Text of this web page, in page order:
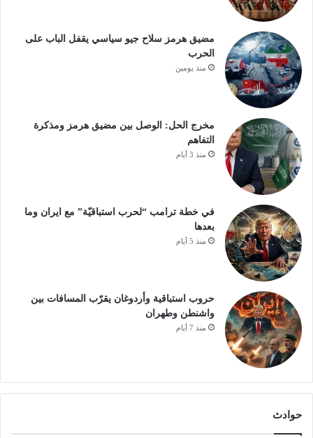
مضيق هرمز سلاح جيو سياسي يقفل الباب على
الحرب
منذ يومين
مخرج الحل: الوصل بين مضيق هرمز ومذكرة
التفاهم
منذ 3 أيام
في خطة ترامب “لحرب استباقيّة” مع ايران وما
بعدها
منذ 5 أيام
حروب استباقية وأردوغان يقرّب المسافات بين
واشنطن وطهران
منذ 7 أيام
حوادث